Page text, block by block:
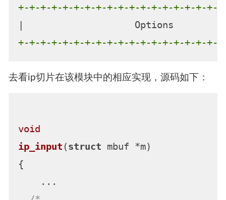
+-+-+-+-+-+-+-+-+-+-+-+-+-+-+-+-+-+-
+-+-+-+-+-+-+-+-+-+-+-+-+-+-+-+-+-+-
去看ip切片在该模块中的相应实现，源码如下：
void
ip_input (struct mbuf *m)
{
    ...